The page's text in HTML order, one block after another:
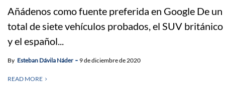
Añádenos como fuente preferida en Google De un
total de siete vehículos probados, el SUV británico
y el español...
By Esteban Dávila Náder 9 de diciembre de 2020
READ MORE